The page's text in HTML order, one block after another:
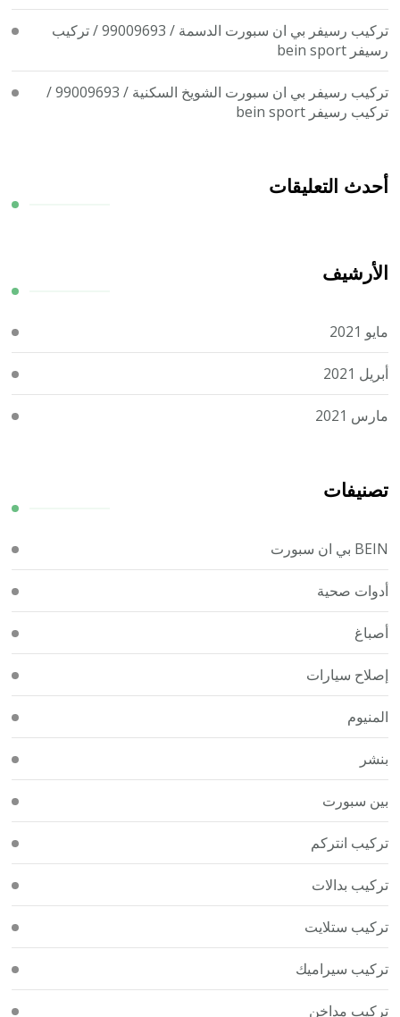
تركيب رسيفر بي ان سبورت الدسمة / 99009693 / تركيب
رسيفر bein sport
تركيب رسيفر بي ان سبورت الشويخ السكنية / 99009693 /
تركيب رسيفر bein sport
أحدث التعليقات
الأرشيف
مايو 2021
أبريل 2021
مارس 2021
تصنيفات
BEIN بي ان سبورت
أدوات صحية
أصباغ
إصلاح سيارات
المنيوم
بنشر
بين سبورت
تركيب انتركم
تركيب بدالات
تركيب ستلايت
تركيب سيراميك
تركيب مداخن